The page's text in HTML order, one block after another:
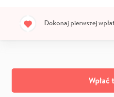
Dokonaj pierwszej
Wpłać